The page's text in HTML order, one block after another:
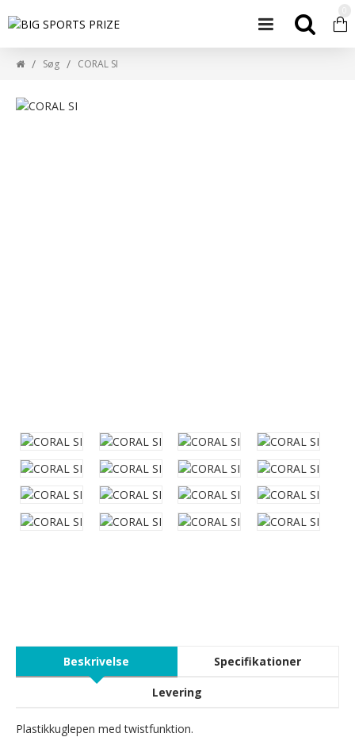
Søg CORAL SI
Beskrivelse Specifikationer
Levering
Plastikkuglepen med twistfunktion.